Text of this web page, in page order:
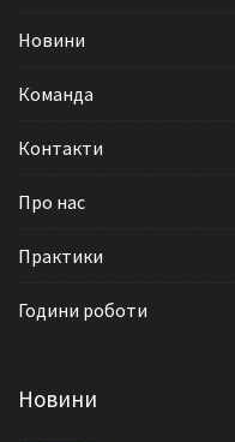
Новини
Команда
Контакти
Про нас
Практики
Години роботи
Новини